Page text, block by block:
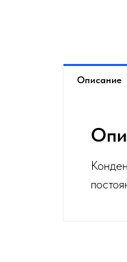
Описание